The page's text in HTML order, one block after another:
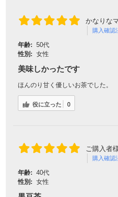
かなりな
購入確認
年齢: 50代
性別: 女性
美味しかったです
ほんのり甘く優しいお茶でした。
役に立った 0
ご購入者
購入確認
年齢: 40代
性別: 女性
新規会員
今すぐ使える
会員登録ありがと
新規会員様限定